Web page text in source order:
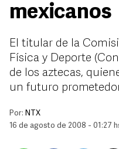
mexicanos
El titular de la
Física y Deporte
de los aztecas,
un futuro
Por: NTX
16 de agosto de 2008 - 01:27